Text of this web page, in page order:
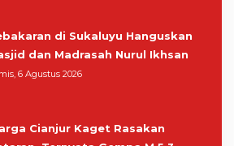
di Sukaluyu Hanguskan
dan Madrasah Nurul Ikhsan
6 Agustus 2026
Cianjur Kaget Rasakan